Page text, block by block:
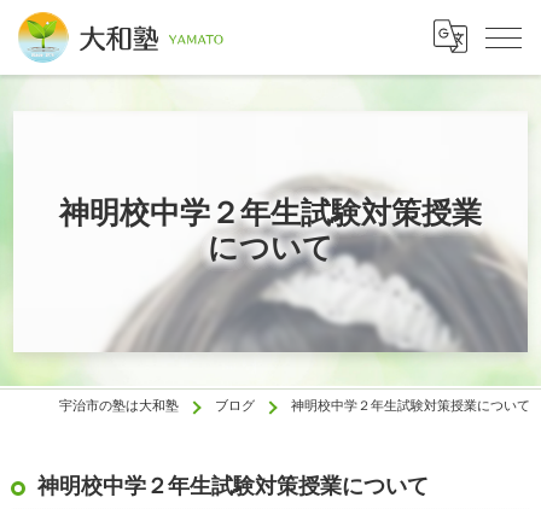
神明校中学２年生試験対策授業
について
宇治市の塾は大和塾 ブログ 神明校中学２年生試験対策授業について
神明校中学２年生試験対策授業について